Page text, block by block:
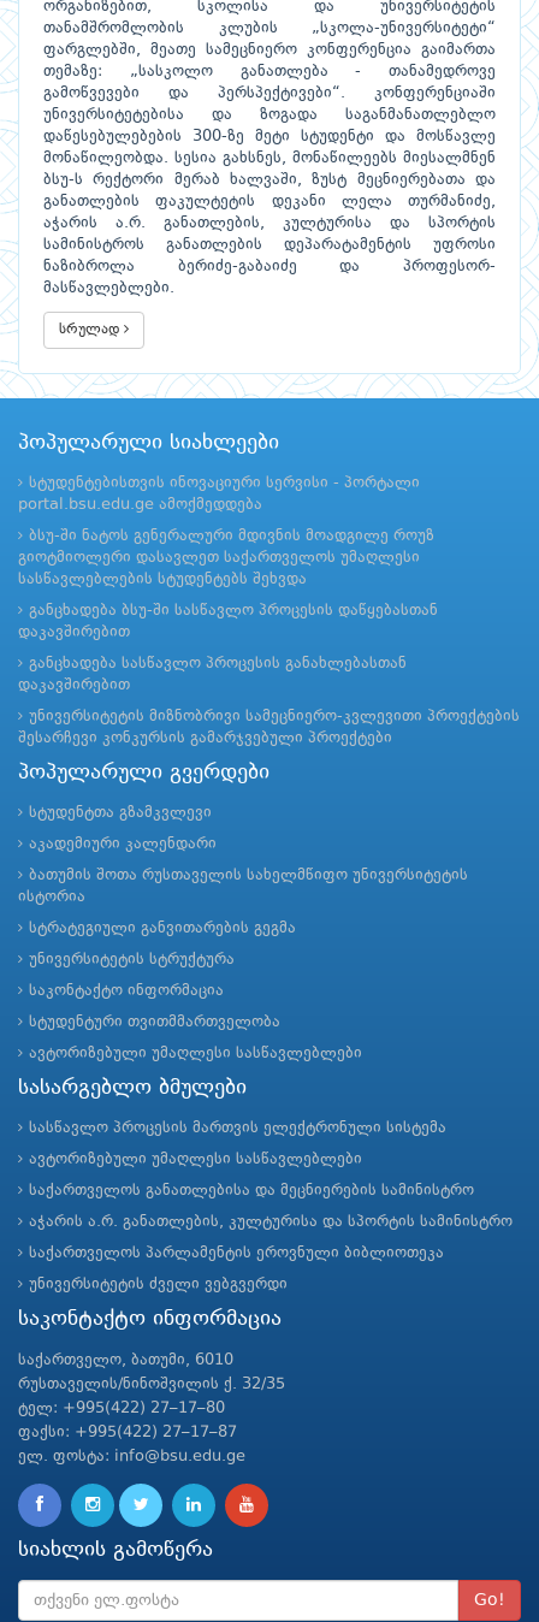
ორგანიზებით, სკოლისა და უნივერსიტეტის
თანამშრომლობის კლუბის „სკოლა-უნივერსიტეტი“
ფარგლებში, მეათე სამეცნიერო კონფერენცია გაიმართა
თემაზე: „სასკოლო განათლება - თანამედროვე
გამოწვევები და პერსპექტივები“. კონფერენციაში
უნივერსიტეტებისა და ზოგადა საგანმანათლებლო
დაწესებულებების 300-ზე მეტი სტუდენტი და მოსწავლე
მონაწილეობდა. სესია გახსნეს, მონაწილეებს მიესალმნენ
ბსუ-ს რექტორი მერაბ ხალვაში, ზუსტ მეცნიერებათა და
განათლების ფაკულტეტის დეკანი ლელა თურმანიძე,
აჭარის ა.რ. განათლების, კულტურისა და სპორტის
სამინისტროს განათლების დეპარატამენტის უფროსი
ნაზიბროლა ბერიძე-გაბაიძე და პროფესორ-
მასწავლებლები.
სრულად
პოპულარული სიახლეები
სტუდენტებისთვის ინოვაციური სერვისი - პორტალი
portal.bsu.edu.ge ამოქმედდება
ბსუ-ში ნატოს გენერალური მდივნის მოადგილე როუზ
გიოტმიოლერი დასავლეთ საქართველოს უმაღლესი
სასწავლებლების სტუდენტებს შეხვდა
განცხადება ბსუ-ში სასწავლო პროცესის დაწყებასთან
დაკავშირებით
განცხადება სასწავლო პროცესის განახლებასთან
დაკავშირებით
უნივერსიტეტის მიზნობრივი სამეცნიერო-კვლევითი პროექტების
შესარჩევი კონკურსის გამარჯვებული პროექტები
პოპულარული გვერდები
სტუდენტთა გზამკვლევი
აკადემიური კალენდარი
ბათუმის შოთა რუსთაველის სახელმწიფო უნივერსიტეტის
ისტორია
სტრატეგიული განვითარების გეგმა
უნივერსიტეტის სტრუქტურა
საკონტაქტო ინფორმაცია
სტუდენტური თვითმმართველობა
ავტორიზებული უმაღლესი სასწავლებლები
სასარგებლო ბმულები
სასწავლო პროცესის მართვის ელექტრონული სისტემა
ავტორიზებული უმაღლესი სასწავლებლები
საქართველოს განათლებისა და მეცნიერების სამინისტრო
აჭარის ა.რ. განათლების, კულტურისა და სპორტის სამინისტრო
საქართველოს პარლამენტის ეროვნული ბიბლიოთეკა
უნივერსიტეტის ძველი ვებგვერდი
საკონტაქტო ინფორმაცია
საქართველო, ბათუმი, 6010
რუსთაველის/ნინოშვილის ქ. 32/35
ტელ: +995(422) 27–17–80
ფაქსი: +995(422) 27–17–87
ელ. ფოსტა: info@bsu.edu.ge
სიახლის გამოწერა
Go!